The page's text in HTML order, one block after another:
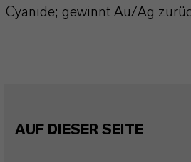
Cyanide; gewinnt Au/Ag
AUF DIESER SEITE